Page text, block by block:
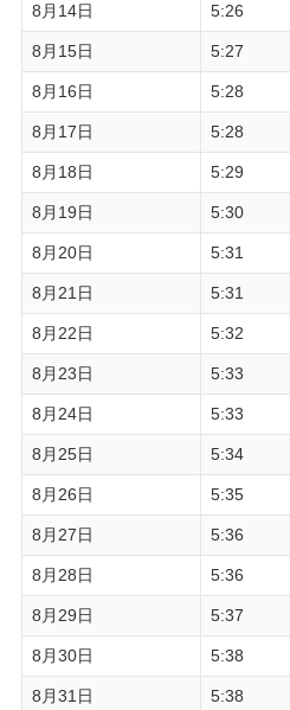
8月14日 5:26
8月15日 5:27
8月16日 5:28
8月17日 5:28
8月18日 5:29
8月19日 5:30
8月20日 5:31
8月21日 5:31
8月22日 5:32
8月23日 5:33
8月24日 5:33
8月25日 5:34
8月26日 5:35
8月27日 5:36
8月28日 5:36
8月29日 5:37
8月30日 5:38
8月31日 5:38